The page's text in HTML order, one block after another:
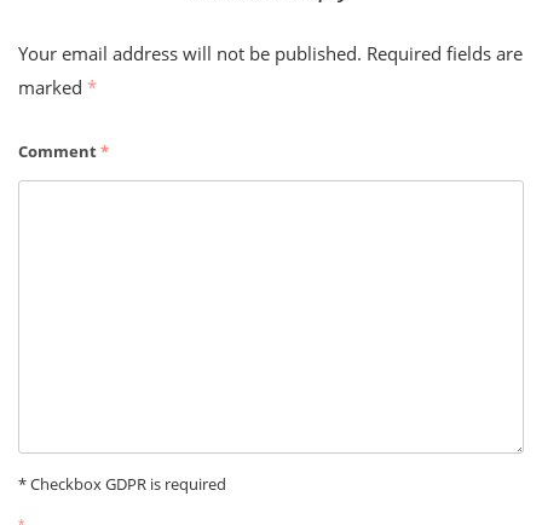
Your email address will not be published. Required fields are
marked *
Comment*
* Checkbox GDPR is required